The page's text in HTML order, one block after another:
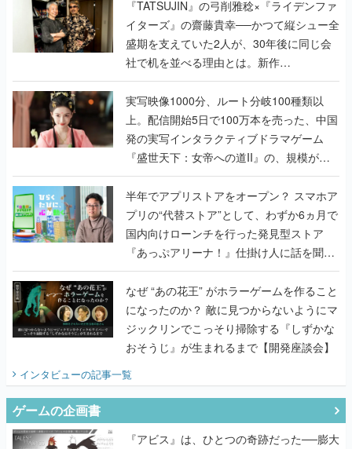
く
『TATSUJIN』の弓削雅稔×『ライデンファ
イターズ』の齋藤貴幸──かつて縦シュー全
盛期を支えていた2人が、30年後に同じ会
社で机を並べる理由とは。新作
『TATSUJIN EXTREME』で初タッグを組
んだレジェンド2人に訊く開発秘話
実写映像1000分、ルート分岐100種類以
上。配信開始5日で100万本を売った、中国
発の実写インタラクティブドラマゲーム
『盛世天下：女帝への道II』の、規模が違
うこだわりをプロデューサーに聞いた
半年でアプリストアをオープン？ スマホア
プリの“代替ストア”として、わずか6ヵ月で
国内向けローンチを行った発見型ストア
『あっぷアリーナ！』仕掛け人に話を聞い
てみた
なぜ “あの花王” がホラーゲームを作ること
になったのか？ 敵に見つからないようにマ
ジックリンでこっそり掃除する『しずかな
おそうじ』が生まれるまで【開発座談会】
インタビューの記事一覧
ゲームの企画書
『アビス』は、ひとつの奇跡だった──膨大